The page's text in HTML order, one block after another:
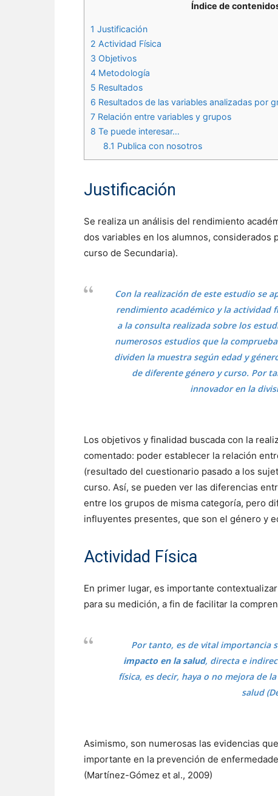
Índice de
1 Justificación
2 Actividad Física
3 Objetivos
4 Metodología
5 Resultados
6 Resultados de las variables analizadas por
7 Relación entre variables y grupos
8 Te puede interesar…
8.1 Publica con nosotros
Justificación
Se realiza un análisis del rendimiento
dos variables en los alumnos, considerados
curso de Secundaria).
Con la realización de este estudio se
rendimiento académico y la actividad
a la consulta realizada sobre los
numerosos estudios que la
dividen la muestra según edad y
de diferente género y curso. Por
innovador en la
Los objetivos y finalidad buscada con la
comentado: poder establecer la relación
(resultado del cuestionario pasado a los
curso. Así, se pueden ver las diferencias
entre los grupos de misma categoría, pero
influyentes presentes, que son el género y
Actividad Física
En primer lugar, es importante
para su medición, a fin de facilitar la
Por tanto, es de vital importancia
impacto en la salud, directa e
física, es decir, haya o no mejora de
salud
Asimismo, son numerosas las evidencias
importante en la prevención de
(Martínez-Gómez et al., 2009)